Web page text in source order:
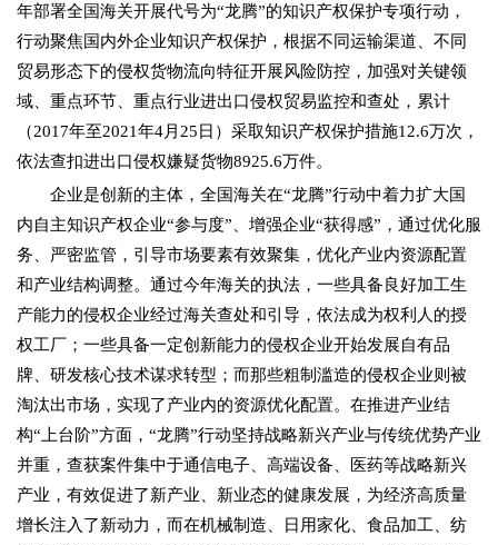
年部署全国海关开展代号为“龙腾”的知识产权保护专项行动，
行动聚焦国内外企业知识产权保护，根据不同运输渠道、不同
贸易形态下的侵权货物流向特征开展风险防控，加强对关键领
域、重点环节、重点行业进出口侵权贸易监控和查处，累计
（2017年至2021年4月25日）采取知识产权保护措施12.6万次，
依法查扣进出口侵权嫌疑货物8925.6万件。
企业是创新的主体，全国海关在“龙腾”行动中着力扩大国
内自主知识产权企业“参与度”、增强企业“获得感”，通过优化服
务、严密监管，引导市场要素有效聚集，优化产业内资源配置
和产业结构调整。通过今年海关的执法，一些具备良好加工生
产能力的侵权企业经过海关查处和引导，依法成为权利人的授
权工厂；一些具备一定创新能力的侵权企业开始发展自有品
牌、研发核心技术谋求转型；而那些粗制滥造的侵权企业则被
淘汰出市场，实现了产业内的资源优化配置。在推进产业结
构“上台阶”方面，“龙腾”行动坚持战略新兴产业与传统优势产业
并重，查获案件集中于通信电子、高端设备、医药等战略新兴
产业，有效促进了新产业、新业态的健康发展，为经济高质量
增长注入了新动力，而在机械制造、日用家化、食品加工、纺